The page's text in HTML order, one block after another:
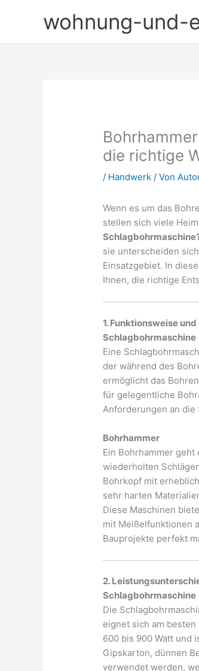
wohnung-und-
die richtige
/ Handwerk / Von
Wenn es um das
stellen sich viele
sie unterscheiden
Einsatzgebiet. In
Ihnen, die richtige
1. Funktionsweise
Schlagbohrmaschine
Eine
der während des
ermöglicht das
für gelegentliche
Anforderungen an
Bohrhammer
Ein Bohrhammer
wiederholten
Bohrkopf mit
sehr harten
Diese Maschinen
mit Meißelfunktionen
Bauprojekte perfekt
2.
Schlagbohrmaschine
Die
eignet sich am
600 bis 900 Watt und
Gipskarton, dünnen
verwendet werden,